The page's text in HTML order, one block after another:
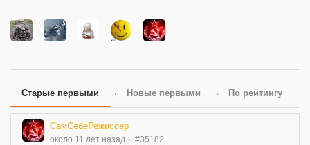
Старые первыми Новые первыми По рейтингу
СамСебеРежиссер
около 11 лет назад #35182